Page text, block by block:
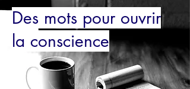
Des mots pour ouvrir
la conscience